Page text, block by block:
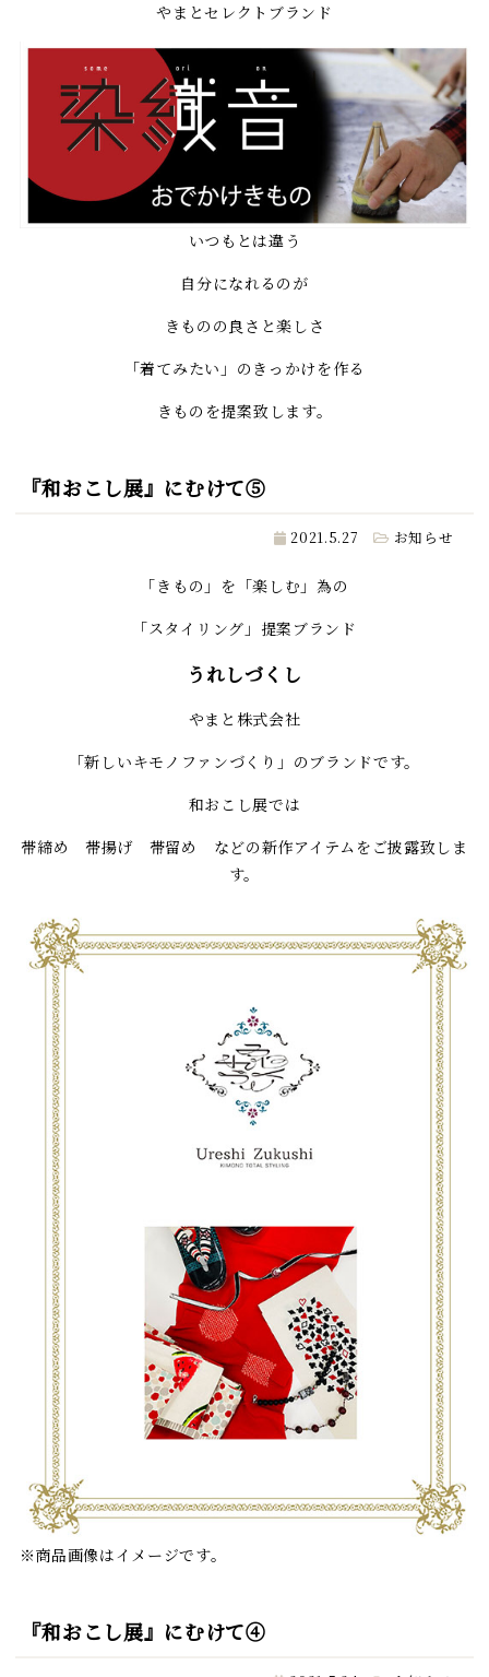
やまとセレクトブランド
いつもとは違う
自分になれるのが
きものの良さと楽しさ
「着てみたい」のきっかけを作る
きものを提案致します。
『和おこし展』にむけて⑤
2021.5.27 お知らせ
「きもの」を「楽しむ」為の
「スタイリング」提案ブランド
うれしづくし
やまと株式会社
「新しいキモノファンづくり」のブランドです。
和おこし展では
帯締め 帯揚げ 帯留め などの新作アイテムをご披露致しま
す。
※商品画像はイメージです。
『和おこし展』にむけて④